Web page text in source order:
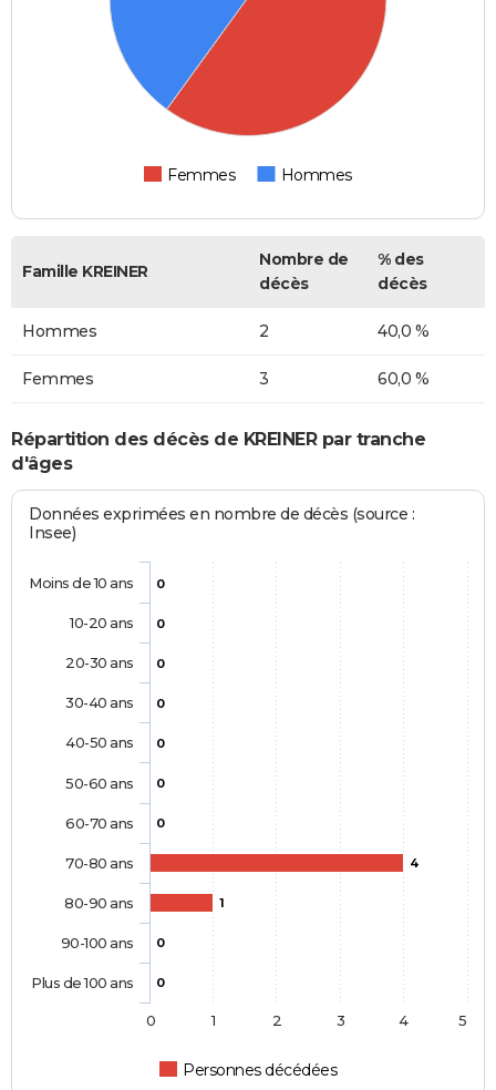
Femmes Hommes
Famille KREINER
Nombre de
décès
% des
décès
Hommes 2 40,0 %
Femmes 3 60,0 %
Répartition des décès de KREINER par tranche
d'âges
Données exprimées en nombre de décès (source :
Insee)
0
0
0
0
0
0
0
4
1
0
0
Personnes décédées
Moins de 10 ans
10-20 ans
20-30 ans
30-40 ans
40-50 ans
50-60 ans
60-70 ans
70-80 ans
80-90 ans
90-100 ans
Plus de 100 ans
0 1 2 3 4 5